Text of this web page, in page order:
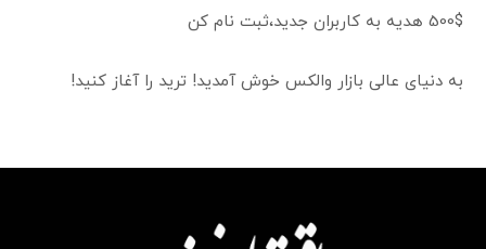
500$ هدیه به کاربران جدید،ثبت نام کن
به دنیای عالی بازار والکس خوش آمدید! ترید را آغاز کنید!